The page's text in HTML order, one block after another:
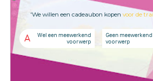
'We willen een cadeaubon kopenvoor de
A
Wel een meewerkend
voorwerp
Geen meewerkend
voorwerp